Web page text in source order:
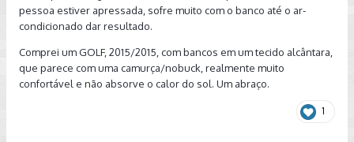
pessoa estiver apressada, sofre muito com o banco até o ar-
condicionado dar resultado.
Comprei um GOLF, 2015/2015, com bancos em um tecido alcântara,
que parece com uma camurça/nobuck, realmente muito
confortável e não absorve o calor do sol. Um abraço.
1